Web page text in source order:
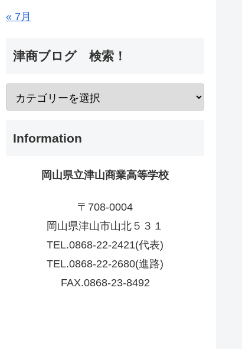
« 7月
津商ブログ 検索！
Information
岡山県立津山商業高等学校
〒708-0004
岡山県津山市山北５３１
TEL.0868-22-2421(代表)
TEL.0868-22-2680(進路)
FAX.0868-23-8492